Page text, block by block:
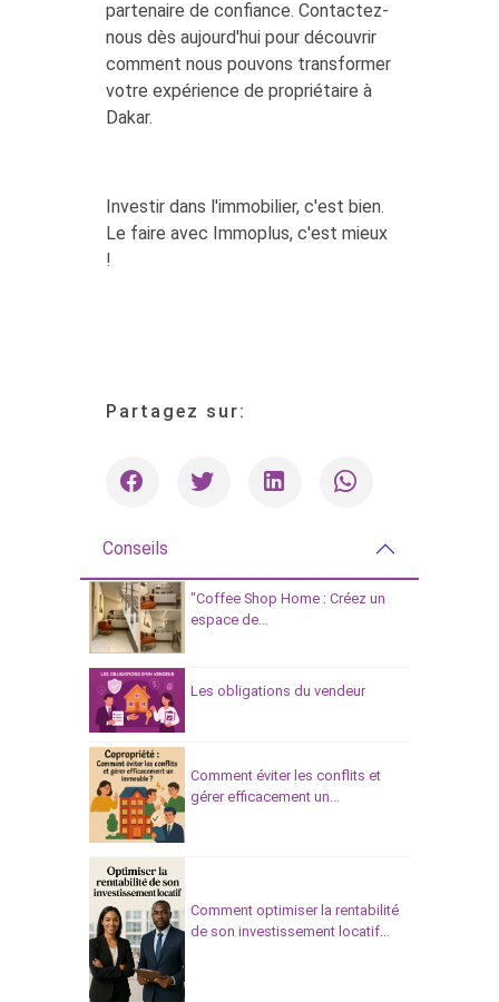
partenaire de confiance. Contactez-
nous dès aujourd'hui pour découvrir
comment nous pouvons transformer
votre expérience de propriétaire à
Dakar.
Investir dans l'immobilier, c'est bien.
Le faire avec Immoplus, c'est mieux
!
Partagez sur:
Conseils
"Coffee Shop Home : Créez un
espace de...
Les obligations du vendeur
Comment éviter les conflits et
gérer efficacement un...
Comment optimiser la rentabilité
de son investissement locatif...